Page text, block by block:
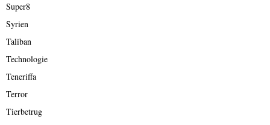
Super8
Syrien
Taliban
Technologie
Teneriffa
Terror
Tierbetrug